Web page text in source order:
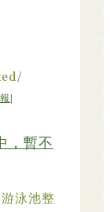
|
，暫不
泳池整